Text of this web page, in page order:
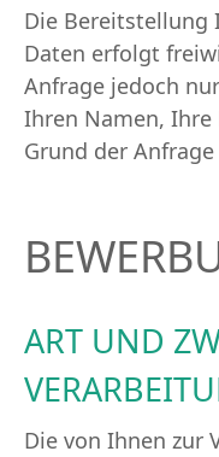
Die Bereitstellung
Daten erfolgt
Anfrage jedoch
Ihren Namen, Ihre
Grund der
ART UND
Die von Ihnen zur